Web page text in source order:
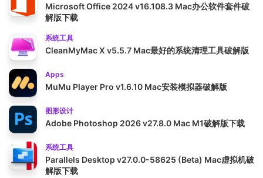
Microsoft Office 2024 v16.108.3 Mac办公软件套件破
解版下载
系统工具
CleanMyMac X v5.5.7 Mac最好的系统清理工具破解版
Apps
MuMu Player Pro v1.6.10 Mac安装模拟器破解版
图形设计
Adobe Photoshop 2026 v27.8.0 Mac M1破解版下载
系统工具
Parallels Desktop v27.0.0-58625 (Beta) Mac虚拟机破
解版下载